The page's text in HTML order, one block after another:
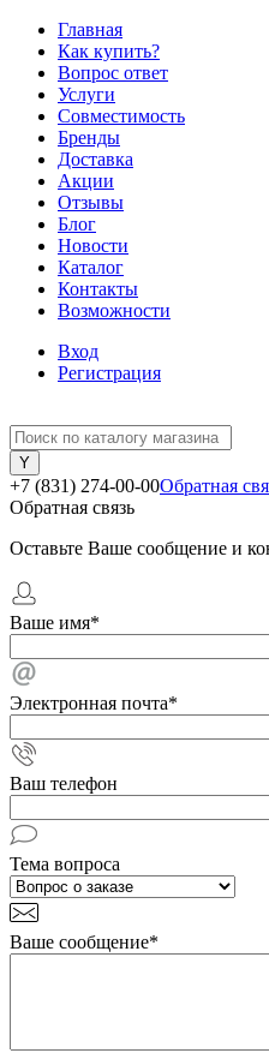
Главная
Как купить?
Вопрос ответ
Услуги
Совместимость
Бренды
Доставка
Акции
Отзывы
Блог
Новости
Каталог
Контакты
Возможности
Вход
Регистрация
+7 (831) 274-00-00Обратная
Обратная связь
Оставьте Ваше сообщение и
Ваше имя*
Электронная почта*
Ваш телефон
Тема вопроса
Ваше сообщение*